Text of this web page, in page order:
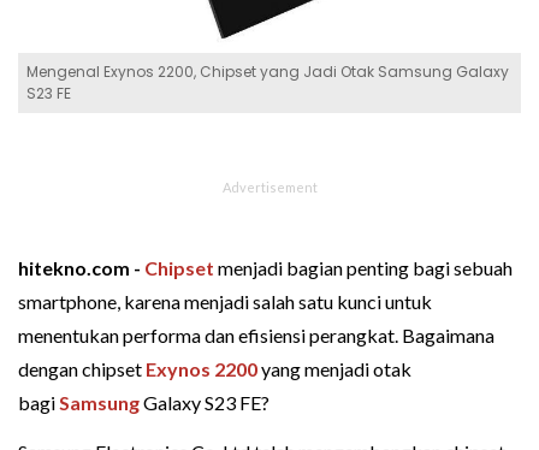
Mengenal Exynos 2200, Chipset yang Jadi Otak Samsung Galaxy
S23 FE
hitekno.com - Chipset menjadi bagian penting bagi sebuah
smartphone, karena menjadi salah satu kunci untuk
menentukan performa dan efisiensi perangkat. Bagaimana
dengan chipset Exynos 2200yang menjadi otak
bagiSamsungGalaxy S23 FE?